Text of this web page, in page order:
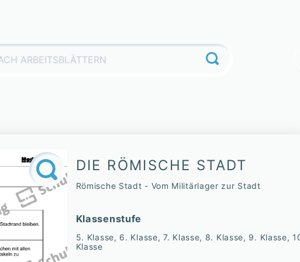
DIE RÖMISCHE STADT
Römische Stadt - Vom Militärlager zur Stadt
Klassenstufe
5. Klasse, 6. Klasse, 7. Klasse, 8. Klasse, 9. Klasse,
Klasse